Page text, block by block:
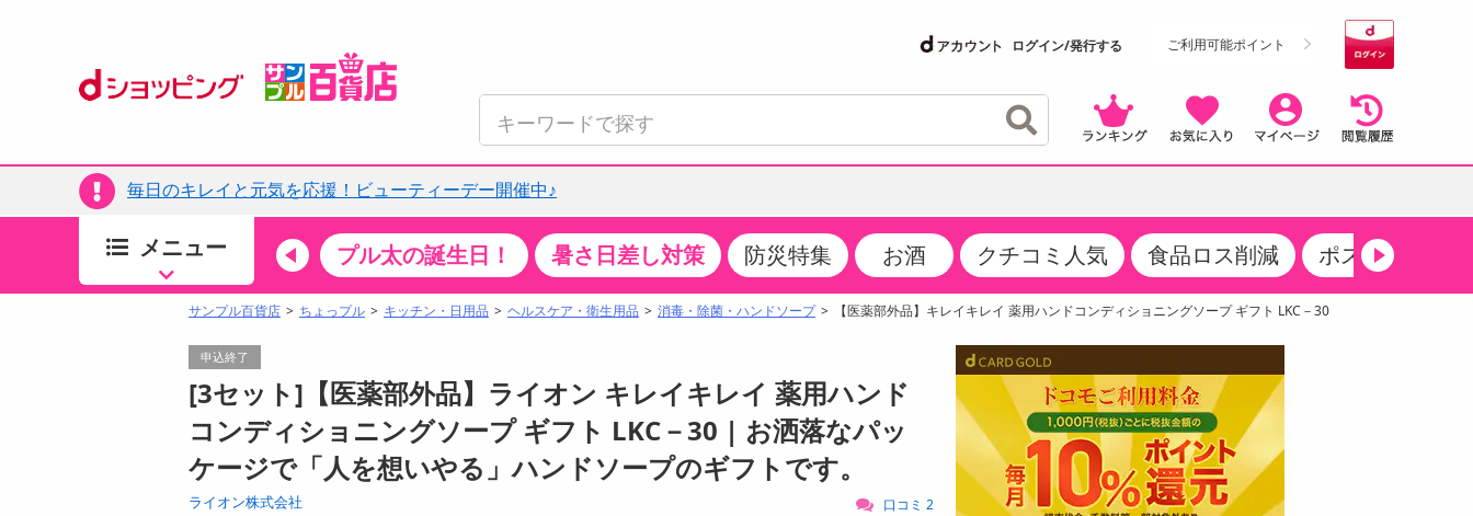
ログイン/発行する ご利用可能ポイント
毎日のキレイと元気を応援！ビューティーデー開催中♪
ちょっプルカテゴリ すべて見る
食品・調味料
アイス・スイーツ
特設コーナー
特集一覧
サンプリング
抽選サンプル
クーポン
商品限定クーポン
食品・調味料
パン・シリアル・コーンフレーク
チーズ・ヨーグルト・乳製品・卵
調味料・ドレッシング・油
食品ギフト
その他 食品
生鮮食品
魚介類・シーフード・水産加工品
フルーツ・果物・果物加工品
野菜・きのこ
加工食品
インスタント・レトルト・冷凍食品・惣菜
お菓子
クッキー・クラッカー
キャンディ・ガム・タブレット
せんべい・米菓
おつまみ
製菓・製パン材料
その他 お菓子・スイーツ
アイス・スイーツ
ケーキ・スイーツ
お菓子・スイーツギフト
飲料
お茶・紅茶（ソフトドリンク）
コーヒー（ソフトドリンク）
果実・野菜・清涼・乳飲料
ココア・チョコレート飲料
飲料ギフト
その他 飲料
お酒
ワイン
日本酒・焼酎
洋酒・リキュール
その他 アルコール飲料
洗剤
洗濯用洗剤・柔軟剤・漂白剤
バス・お風呂用洗剤
トイレ用洗剤
キッチン・日用品
洗濯用品
トイレ・バス用品
タオル
弁当箱・水筒・弁当グッズ
生活雑貨
スポーツ・アウトドア用品
介護用品
その他 キッチン・日用品
ヘアケア・ボディケア
ボディケア
ビューティーケア
ベースメイク・メイクアップ・ネイル
ナチュラル・オーガニックコスメ
香水・アロマ
健康・ダイエット・サプリメント
ダイエット
サプリメント
美容サプリメント・ドリンク
医薬品・医薬部外品
指定第二類医薬品
第三類医薬品
医薬部外品
インテリア・家具・収納・寝具
寝具・布団
マット・カーペット・クッション
テーブル・デスク・カウンター
ファッション
ボトムス
シューズ
バッグ
下着・ルームウェア
メンズ
ベビー・キッズ
レッグウェア
その他 ファッション
家電
キッチン家電
冷房・暖房器具・空調
美容・健康家電
ベビー・キッズ・マタニティ
授乳グッズ
食事グッズ
ベビー用品・雑貨
ペット用品
猫用品
その他 ペット用品
メニュー
キッチン・日用品 食品 プル太の誕生日！ 暑さ日差し対策 防災特集 お酒 クチコミ人気 食品ロス削減 ポストにお届け
サンプル百貨店 ちょっプル キッチン・日用品 ヘルスケア・衛生用品 消毒・除菌・ハンドソープ 【医薬部外品】キレイキレイ 薬用ハンドコンディショニングソープ ギフト LKC－30
申込終了
[3セット]【医薬部外品】ライオン キレイキレイ 薬用ハンド
コンディショニングソープ ギフト LKC－30 | お洒落なパッ
ケージで「人を想いやる」ハンドソープのギフトです。
ライオン株式会社 口コミ 2